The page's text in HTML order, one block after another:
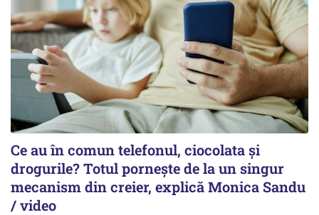
Ce au în comun telefonul, ciocolata și
drogurile? Totul pornește de la un singur
mecanism din creier, explică Monica Sandu
/ video